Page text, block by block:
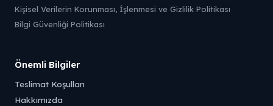
Kişisel Verilerin Korunması, İşlenmesi ve Gizlilik Politikası
Bilgi Güvenliği Politikası
Önemli Bilgiler
Teslimat Koşulları
Hakkımızda